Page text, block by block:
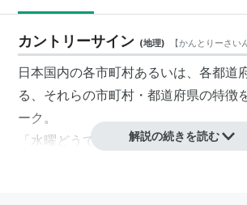
カントリーサイン (地理) 【かんとりーさい
日本国内の各市町村あるいは、各都道
る、それらの市町村・都道府県の特徴
ーク。
「水曜どうでしょう」によって、北海
解説の続きを読む